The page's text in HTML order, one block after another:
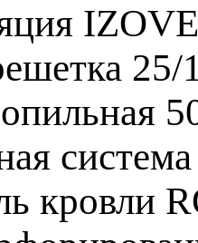
кровли